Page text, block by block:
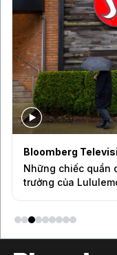
Bloomberg
Những chiếc quần
trưởng của